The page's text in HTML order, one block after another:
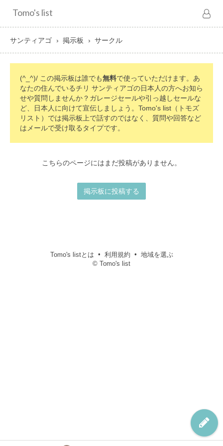
Tomo's list
サンティアゴ 掲示板 サークル
(^_^)/ この掲示板は誰でも無料で使っていただけます。あ
なたの住んでいるチリ サンティアゴの日本人の方へお知ら
せや質問しませんか？ガレージセールや引っ越しセールな
ど、日本人に向けて宣伝しましょう。Tomo's list（トモズ
リスト）では掲示板上で話すのではなく、質問や回答など
はメールで受け取るタイプです。
こちらのページにはまだ投稿がありません。
掲示板に投稿する
Tomo's listとは 利用規約
地域を選ぶ
© Tomo's list